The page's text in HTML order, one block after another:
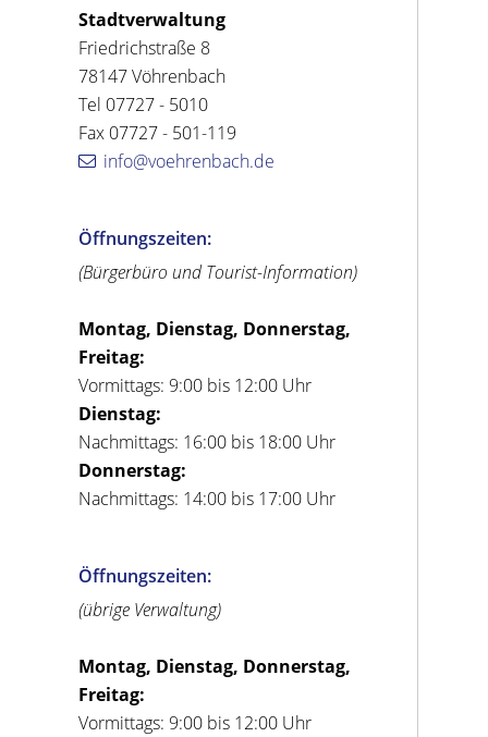
Stadtverwaltung
Friedrichstraße 8
78147 Vöhrenbach
Tel 07727 - 5010
Fax 07727 - 501-119
info@voehrenbach.de
Öffnungszeiten:
(Bürgerbüro und Tourist-Information)
Montag, Dienstag, Donnerstag,
Freitag:
Vormittags: 9:00 bis 12:00 Uhr
Dienstag:
Nachmittags: 16:00 bis 18:00 Uhr
Donnerstag:
Nachmittags: 14:00 bis 17:00 Uhr
Öffnungszeiten:
(übrige Verwaltung)
Montag, Dienstag, Donnerstag,
Freitag:
Vormittags: 9:00 bis 12:00 Uhr